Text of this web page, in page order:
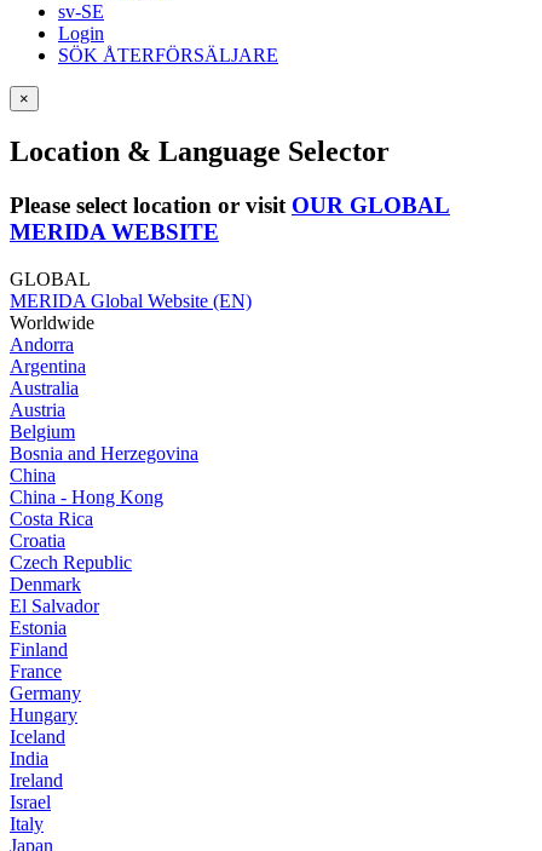
sv-SE
Login
SÖK ÅTERFÖRSÄLJARE
×
Location & Language Selector
Please select location or visit OUR GLOBAL
MERIDA WEBSITE
GLOBAL
MERIDA Global Website (EN)
Worldwide
Andorra
Argentina
Australia
Austria
Belgium
Bosnia and Herzegovina
China
China - Hong Kong
Costa Rica
Croatia
Czech Republic
Denmark
El Salvador
Estonia
Finland
France
Germany
Hungary
Iceland
India
Ireland
Israel
Italy
Japan